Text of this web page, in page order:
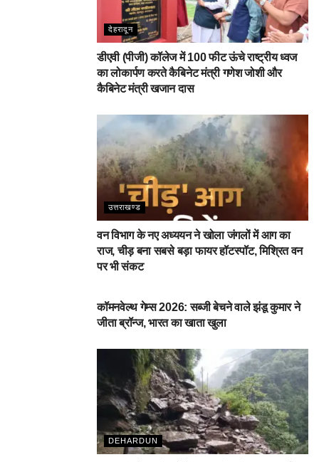
देहरादून
डीएवी (पीजी) कॉलेज में 100 फीट ऊंचे राष्ट्रीय ध्वज
का लोकार्पण करते कैबिनेट मंत्री गणेश जोशी और
कैबिनेट मंत्री खजान दास
उत्तराखण्ड
वन विभाग के नए अध्ययन ने खोला जंगलों में आग का
राज, चीड़ बना सबसे बड़ा फायर हॉटस्पॉट, मिश्रित वन
पर भी संकट
कॉमनवेल्थ गेम्स 2026: सब्जी बेचने वाले झंडू कुमार ने
जीता ब्रॉन्ज, भारत का खाता खुला
DEHARDUN